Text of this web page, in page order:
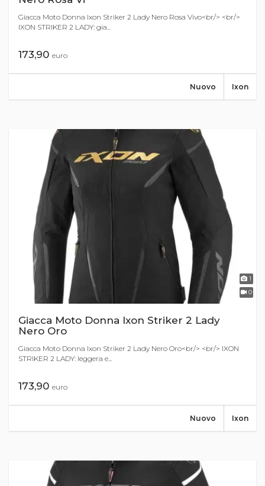
Giacca Moto Donna Ixon Striker 2 Lady Nero Rosa Vivo<br/> <br/>
IXON STRIKER 2 LADY: gia...
173,90 euro
Ixon
Nuovo
1
0
Giacca Moto Donna Ixon Striker 2 Lady
Nero Oro
Giacca Moto Donna Ixon Striker 2 Lady Nero Oro<br/> <br/> IXON
STRIKER 2 LADY: leggera e...
173,90 euro
Ixon
Nuovo